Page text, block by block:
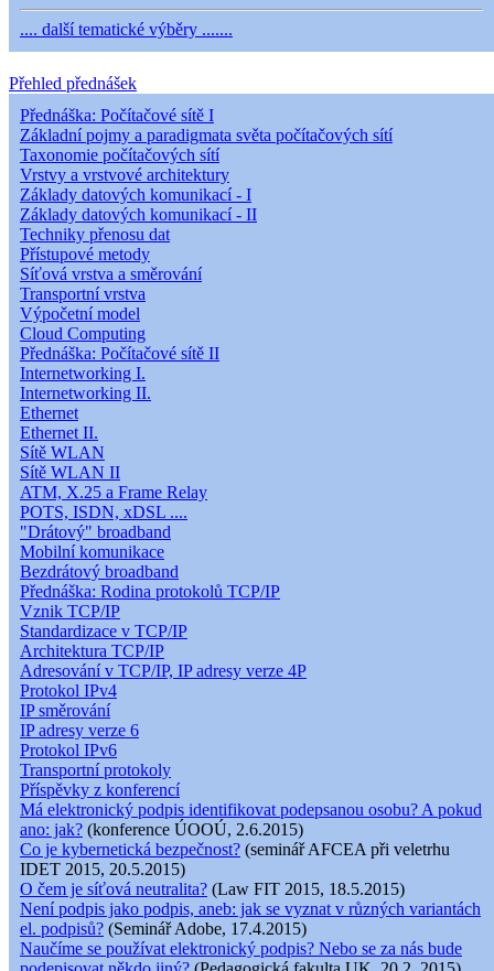
.... další tematické výběry .......
Přehled přednášek
Přednáška: Počítačové sítě I
Základní pojmy a paradigmata světa počítačových sítí
Taxonomie počítačových sítí
Vrstvy a vrstvové architektury
Základy datových komunikací - I
Základy datových komunikací - II
Techniky přenosu dat
Přístupové metody
Síťová vrstva a směrování
Transportní vrstva
Výpočetní model
Cloud Computing
Přednáška: Počítačové sítě II
Internetworking I.
Internetworking II.
Ethernet
Ethernet II.
Sítě WLAN
Sítě WLAN II
ATM, X.25 a Frame Relay
POTS, ISDN, xDSL ....
"Drátový" broadband
Mobilní komunikace
Bezdrátový broadband
Přednáška: Rodina protokolů TCP/IP
Vznik TCP/IP
Standardizace v TCP/IP
Architektura TCP/IP
Adresování v TCP/IP, IP adresy verze 4P
Protokol IPv4
IP směrování
IP adresy verze 6
Protokol IPv6
Transportní protokoly
Příspěvky z konferencí
Má elektronický podpis identifikovat podepsanou osobu? A pokud
ano: jak? (konference ÚOOÚ, 2.6.2015)
Co je kybernetická bezpečnost? (seminář AFCEA při veletrhu
IDET 2015, 20.5.2015)
O čem je síťová neutralita? (Law FIT 2015, 18.5.2015)
Není podpis jako podpis, aneb: jak se vyznat v různých variantách
el. podpisů? (Seminář Adobe, 17.4.2015)
Naučíme se používat elektronický podpis? Nebo se za nás bude